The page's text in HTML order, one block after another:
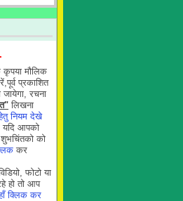
मौलिक
प्रकाशित
रचना
लिखना
नियम देखे
यदि आपको
को
कर
फोटो या
हो तो आप
क्लिक कर